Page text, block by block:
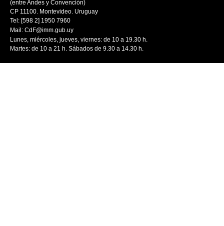
(entre Andes y Convención)
CP 11100. Montevideo. Uruguay
Tel: [598 2] 1950 7960
Mail: CdF@imm.gub.uy
Lunes, miércoles, jueves, viernes: de 10 a 19.30 h.
Martes: de 10 a 21 h. Sábados de 9.30 a 14.30 h.